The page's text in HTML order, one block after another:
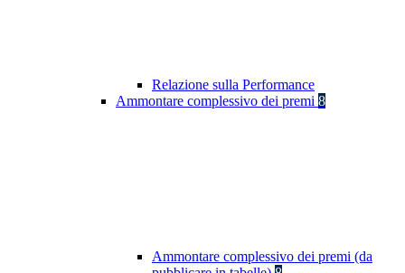
Relazione sulla Performance
Ammontare complessivo dei premi 8
Ammontare complessivo dei premi (da